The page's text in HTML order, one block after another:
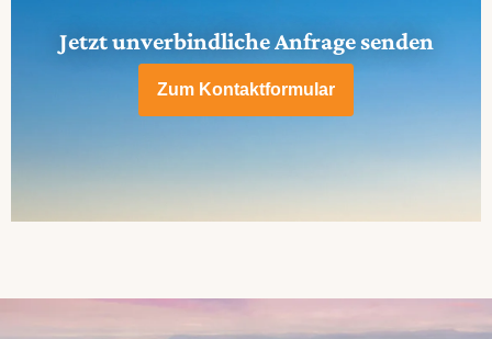
Jetzt unverbindliche Anfrage senden
Zum Kontaktformular